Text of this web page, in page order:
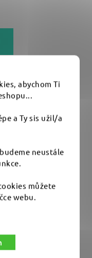
abychom Ti
a Ty sis užil/a
neustále
můžete
webu.
pro všechny
Gramáž...